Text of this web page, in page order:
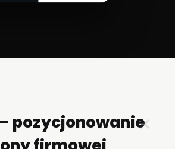
✕
pozycjonowanie